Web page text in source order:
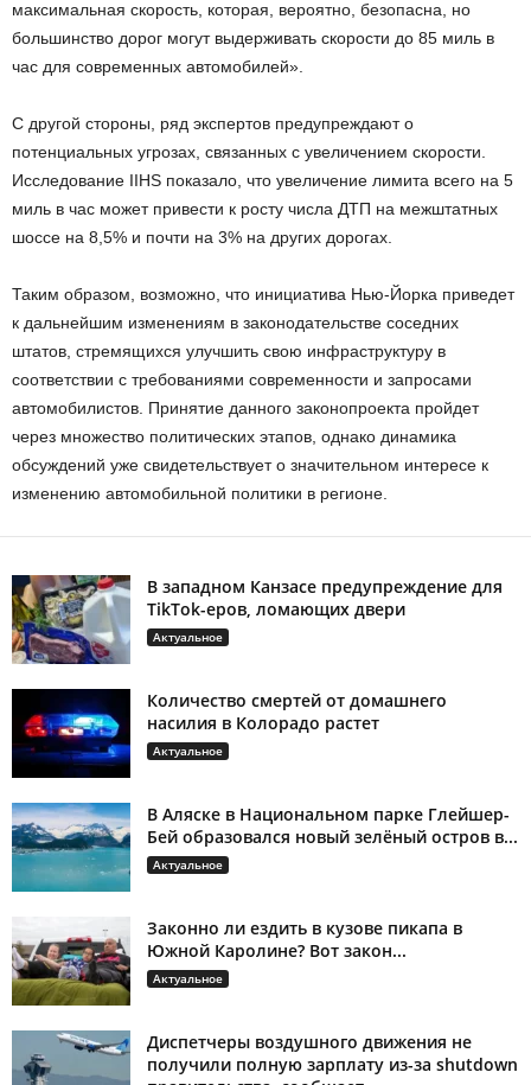
максимальная скорость, которая, вероятно, безопасна, но
большинство дорог могут выдерживать скорости до 85 миль в
час для современных автомобилей».
С другой стороны, ряд экспертов предупреждают о
потенциальных угрозах, связанных с увеличением скорости.
Исследование IIHS показало, что увеличение лимита всего на 5
миль в час может привести к росту числа ДТП на межштатных
шоссе на 8,5% и почти на 3% на других дорогах.
Таким образом, возможно, что инициатива Нью-Йорка приведет
к дальнейшим изменениям в законодательстве соседних
штатов, стремящихся улучшить свою инфраструктуру в
соответствии с требованиями современности и запросами
автомобилистов. Принятие данного законопроекта пройдет
через множество политических этапов, однако динамика
обсуждений уже свидетельствует о значительном интересе к
изменению автомобильной политики в регионе.
В западном Канзасе предупреждение для
TikTok-еров, ломающих двери
Актуальное
Количество смертей от домашнего
насилия в Колорадо растет
Актуальное
В Аляске в Национальном парке Глейшер-
Бей образовался новый зелёный остров в...
Актуальное
Законно ли ездить в кузове пикапа в
Южной Каролине? Вот закон...
Актуальное
Диспетчеры воздушного движения не
получили полную зарплату из-за shutdown